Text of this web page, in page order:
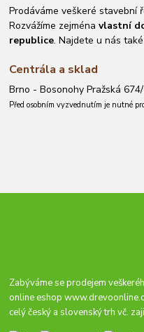
Prodáváme veškeré stavební
Rozvážíme zejménavlastní
republice. Najdete u nás
Centrála a sklad
Brno - Bosonohy Pražská
Před osobním vyzvednutím je nutné
Zabýváme se prodejem
online eshop
celý český a slovenský trh vč.